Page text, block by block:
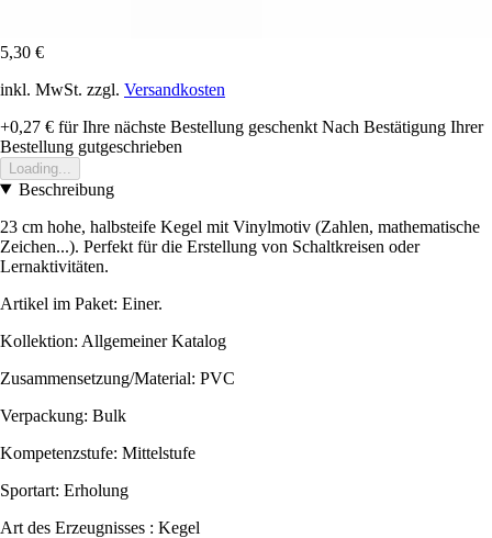
5,30 €
inkl. MwSt. zzgl. Versandkosten
+0,27 € für Ihre nächste Bestellung geschenkt Nach Bestätigung Ihrer
Bestellung gutgeschrieben
Loading...
Beschreibung
23 cm hohe, halbsteife Kegel mit Vinylmotiv (Zahlen, mathematische
Zeichen...). Perfekt für die Erstellung von Schaltkreisen oder
Lernaktivitäten.
Artikel im Paket: Einer.
Kollektion: Allgemeiner Katalog
Zusammensetzung/Material: PVC
Verpackung: Bulk
Kompetenzstufe: Mittelstufe
Sportart: Erholung
Art des Erzeugnisses : Kegel